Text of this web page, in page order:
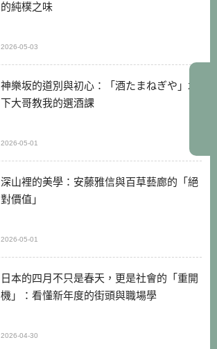
的純樸之味
2026-05-03
神樂坂的道別與初心：「酒たまねぎや」木
下大哥教我的選酒課
2026-05-01
深山裡的美學：安藤雅信與百草藝廊的「絕
對價值」
2026-05-01
日本的四月不只是春天，更是社會的「重開
機」：看懂新年度的街頭與職場學
2026-04-30